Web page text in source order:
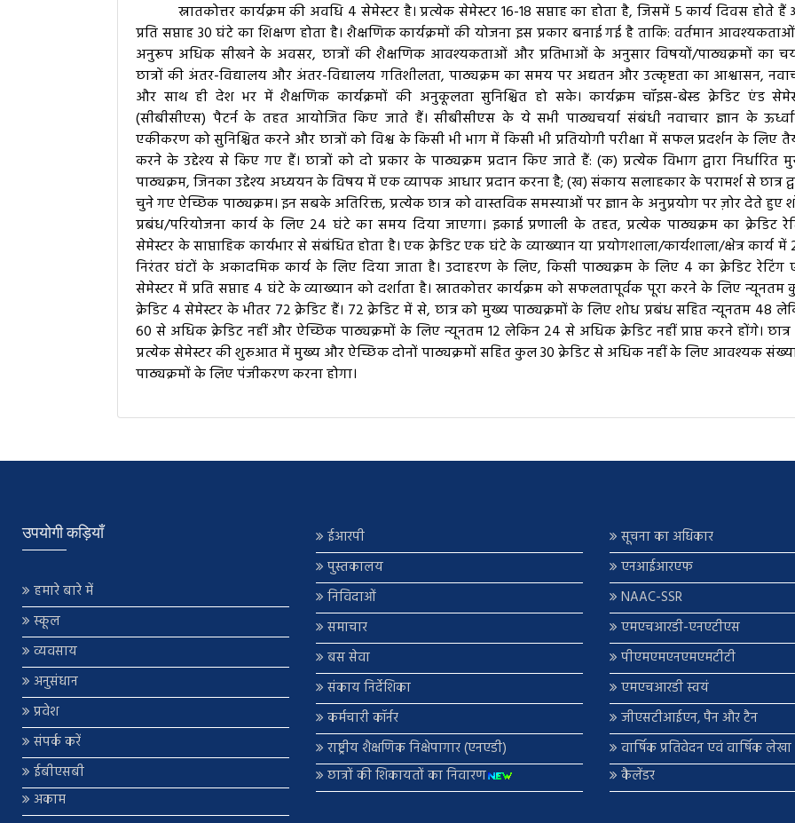
स्नातकोत्तर कार्यक्रम की अवधि 4 सेमेस्टर है। प्रत्येक सेमेस्टर 16-18 सप्ताह का होता है, जिसमें 5 कार्य दिवस होते
प्रति सप्ताह 30 घंटे का शिक्षण होता है। शैक्षणिक कार्यक्रमों की योजना इस प्रकार बनाई गई है ताकि: वर्तमान
अनुरूप अधिक सीखने के अवसर, छात्रों की शैक्षणिक आवश्यकताओं और प्रतिभाओं के अनुसार विषयों/पाठ्यक्रमों का
छात्रों की अंतर-विद्यालय और अंतर-विद्यालय गतिशीलता, पाठ्यक्रम का समय पर अद्यतन और उत्कृष्टता का आश्वासन,
और साथ ही देश भर में शैक्षणिक कार्यक्रमों की अनुकूलता सुनिश्चित हो सके। कार्यक्रम चॉइस-बेस्ड क्रेडिट एंड
(सीबीसीएस) पैटर्न के तहत आयोजित किए जाते हैं। सीबीसीएस के ये सभी पाठ्यचर्या संबंधी नवाचार ज्ञान के
एकीकरण को सुनिश्चित करने और छात्रों को विश्व के किसी भी भाग में किसी भी प्रतियोगी परीक्षा में सफल प्रदर्शन के लिए
करने के उद्देश्य से किए गए हैं। छात्रों को दो प्रकार के पाठ्यक्रम प्रदान किए जाते हैं: (क) प्रत्येक विभाग द्वारा निर्धारित
पाठ्यक्रम, जिनका उद्देश्य अध्ययन के विषय में एक व्यापक आधार प्रदान करना है; (ख) संकाय सलाहकार के परामर्श से छात्र
चुने गए ऐच्छिक पाठ्यक्रम। इन सबके अतिरिक्त, प्रत्येक छात्र को वास्तविक समस्याओं पर ज्ञान के अनुप्रयोग पर ज़ोर देते हुए
प्रबंध/परियोजना कार्य के लिए 24 घंटे का समय दिया जाएगा। इकाई प्रणाली के तहत, प्रत्येक पाठ्यक्रम का क्रेडिट
सेमेस्टर के साप्ताहिक कार्यभार से संबंधित होता है। एक क्रेडिट एक घंटे के व्याख्यान या प्रयोगशाला/कार्यशाला/क्षेत्र कार्य में
निरंतर घंटों के अकादमिक कार्य के लिए दिया जाता है। उदाहरण के लिए, किसी पाठ्यक्रम के लिए 4 का क्रेडिट रेटिंग
सेमेस्टर में प्रति सप्ताह 4 घंटे के व्याख्यान को दर्शाता है। स्नातकोत्तर कार्यक्रम को सफलतापूर्वक पूरा करने के लिए
क्रेडिट 4 सेमेस्टर के भीतर 72 क्रेडिट हैं। 72 क्रेडिट में से, छात्र को मुख्य पाठ्यक्रमों के लिए शोध प्रबंध सहित न्यूनतम 48
60 से अधिक क्रेडिट नहीं और ऐच्छिक पाठ्यक्रमों के लिए न्यूनतम 12 लेकिन 24 से अधिक क्रेडिट नहीं प्राप्त करने होंगे।
प्रत्येक सेमेस्टर की शुरुआत में मुख्य और ऐच्छिक दोनों पाठ्यक्रमों सहित कुल 30 क्रेडिट से अधिक नहीं के लिए आवश्यक
पाठ्यक्रमों के लिए पंजीकरण करना होगा।
उपयोगी कड़ियाँ
हमारे बारे में
स्कूल
व्यवसाय
अनुसंधान
प्रवेश
संपर्क करें
ईबीएसबी
अकाम
ईआरपी
पुस्तकालय
निविदाओं
समाचार
बस सेवा
संकाय निर्देशिका
कर्मचारी कॉर्नर
राष्ट्रीय शैक्षणिक निक्षेपागार (एनएडी)
छात्रों की शिकायतों का निवारण
सूचना का अधिकार
एनआईआरएफ
NAAC-SSR
एमएचआरडी-एनएटीएस
पीएमएमएनएमएमटीटी
एमएचआरडी स्वयं
जीएसटीआईएन, पैन और टैन
वार्षिक प्रतिवेदन एवं वार्षिक
कैलेंडर